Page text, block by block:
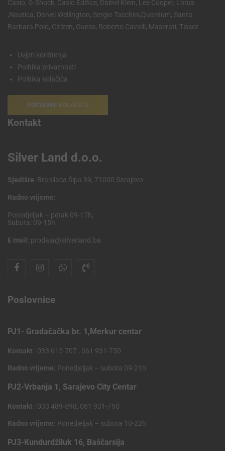
Casio, G-Shock, Casio Edifice, Dainel Klein, Lee Cooper, Lorus
,Nautica, Daniel Wellington, Sergio Tacchini,Quantum, Santa
Barbara Polo, Citizen, Guess, Roberto Cavalli, Maserati, Tissot.
Uvjeti korištenja
Politika privatnosti
Politika kolačića
POSTAVKE KOLAČIĆA
Kontakt
Silver Land d.o.o.
Sjedište: Branilaca Šipa 39, 71000 Sarajevo
Radno vrijeme:
Ponedjeljak – petak 09-17h,
Subota: 09-15h
E mail: prodaja@silverland.ba
Poslovnice
PJ1- Gradačačka br. 1,Merkur centar
Kontakt : 033 615-707 , 061 931-750
Radno vrijeme: Ponedjeljak – subota 09-21h
PJ2-Vrbanja 1, Sarajevo City Centar
Kontakt : 033 489-598, 061 931-750
Radno vrijeme: Ponedjeljak – subota 10-22h
PJ3-Kundurdžiluk 16, Baščarsija